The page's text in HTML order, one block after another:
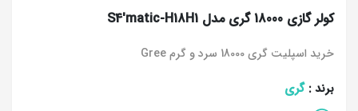
کولر گازی 18000 گری مدل S4'matic-H18H1
خرید اسپلیت گری 18000 سرد و گرم Gree
برند : گری